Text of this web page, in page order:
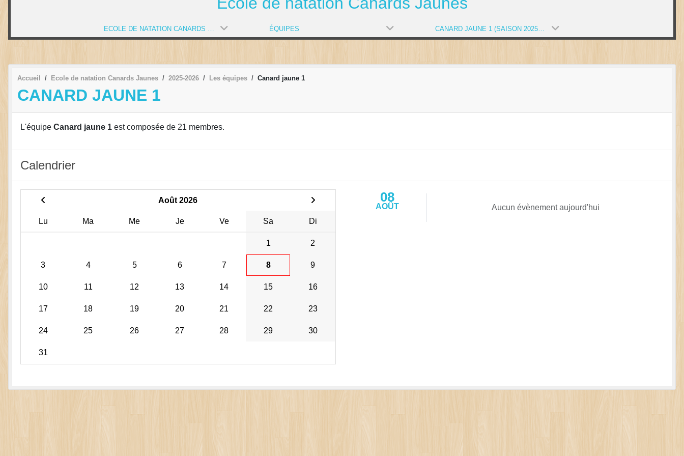
ÉQUIPES CANARD JAUNE 1 (SAISON 2025-2026)
Accueil Ecole de natation Canards Jaunes 2025-2026 Les équipes Canard jaune 1
CANARD JAUNE 1
L'équipe Canard jaune 1 est composée de 21 membres.
Calendrier
Août 2026
Lu Ma Me Je Ve Sa Di
1 2
3 4 5 6 7 8 9
10 11 12 13 14 15 16
17 18 19 20 21 22 23
24 25 26 27 28 29 30
31
08
AOÛT Aucun évènement aujourd'hui